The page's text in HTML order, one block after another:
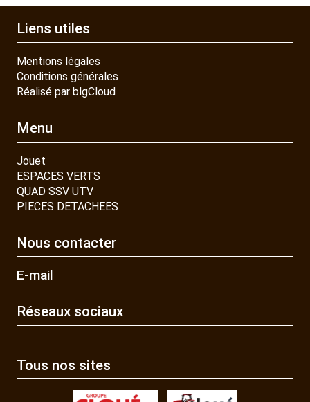
Liens utiles
Mentions légales
Conditions générales
Réalisé par blgCloud
Menu
Jouet
ESPACES VERTS
QUAD SSV UTV
PIECES DETACHEES
Nous contacter
E-mail
Réseaux sociaux
Tous nos sites